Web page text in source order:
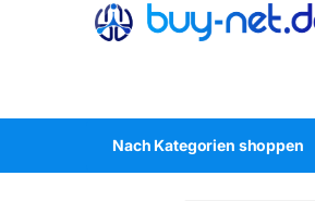
Nach Kategorien shoppen